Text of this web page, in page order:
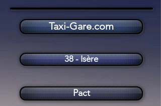
Taxi Pact (38270)
Pact
Taxi-Gare.com
38 - Isère